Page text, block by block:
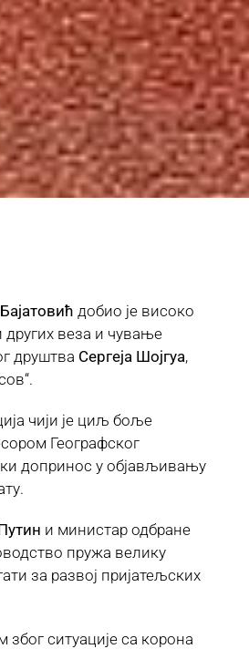
добио је високо
веза и чување
друштва Сергеја Шојгуа,
чији је циљ боље
Географског
допринос у објављивању
и министар одбране
пружа велику
за развој пријатељских
ситуације са корона